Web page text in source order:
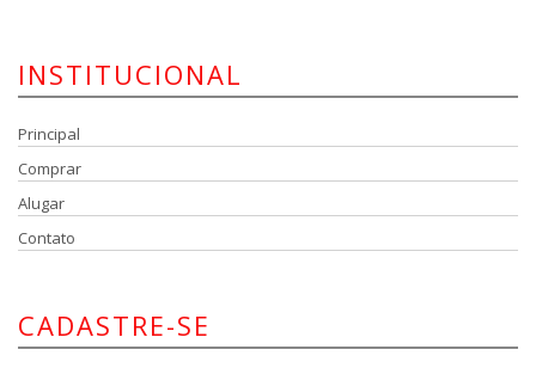
INSTITUCIONAL
Principal
Comprar
Alugar
Contato
CADASTRE-SE